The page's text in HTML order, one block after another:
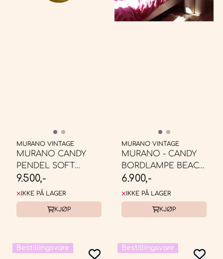
MURANO VINTAGE
MURANO CANDY
PENDEL SOFT
YELLOW *
BESTILLINGSVARE
9.500,-
IKKE PÅ LAGER
KJØP
MURANO VINTAGE
MURANO - CANDY
BORDLAMPE BEACH
BALL * ...
6.900,-
IKKE PÅ LAGER
KJØP
Bestillingsvare Bestillingsvare